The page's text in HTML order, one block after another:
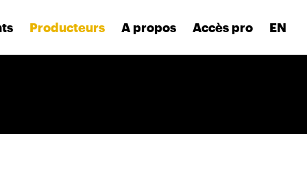
Producteurs A propos Accès pro EN